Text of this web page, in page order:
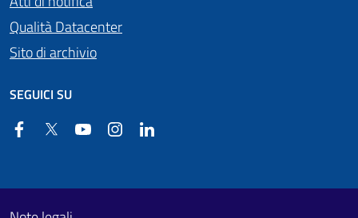
Qualità Datacenter
Sito di archivio
SEGUICI SU
FacebookTwitter YouTube Instagram
Footer First
Useful links section